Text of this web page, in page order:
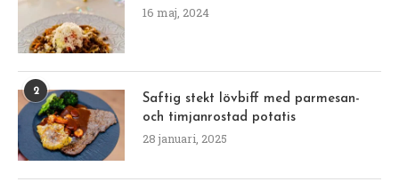
16 maj, 2024
2
Saftig stekt lövbiff med parmesan-
och timjanrostad potatis
28 januari, 2025